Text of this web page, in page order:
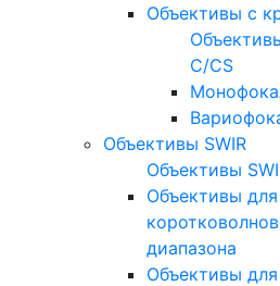
Объективы с
C/CS
Объективы SWIR
Объективы
Объективы
диапазона
Объективы